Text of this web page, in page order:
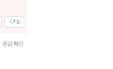
0
공감 확인